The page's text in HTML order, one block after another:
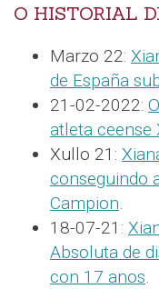
O HISTORIAL
Marzo 22:
de España
21-02-2022:
atleta ceense
Xullo 21:
conseguindo
Campion
18-07-21:
Absoluta de
con 17 anos